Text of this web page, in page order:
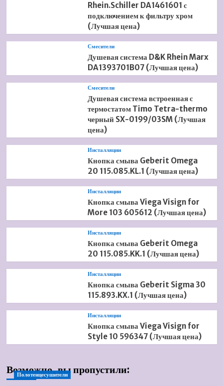
Rhein.Schiller DA1461601 с
подключением к фильтру хром
(Лучшая цена)
Смесители
Душевая система D&K Rhein Marx
DA1393701B07 (Лучшая цена)
Смесители
Душевая система встроенная с
термостатом Timo Tetra-thermo
черный SX-0199/03SM (Лучшая
цена)
Инсталляции
Кнопка смыва Geberit Omega
20 115.085.KL.1 (Лучшая цена)
Инсталляции
Кнопка смыва Viega Visign for
More 103 605612 (Лучшая цена)
Инсталляции
Кнопка смыва Geberit Omega
20 115.085.KK.1 (Лучшая цена)
Инсталляции
Кнопка смыва Geberit Sigma 30
115.893.KX.1 (Лучшая цена)
Инсталляции
Кнопка смыва Viega Visign for
Style 10 596347 (Лучшая цена)
Возможно, вы пропустили:
Полотенцесушители